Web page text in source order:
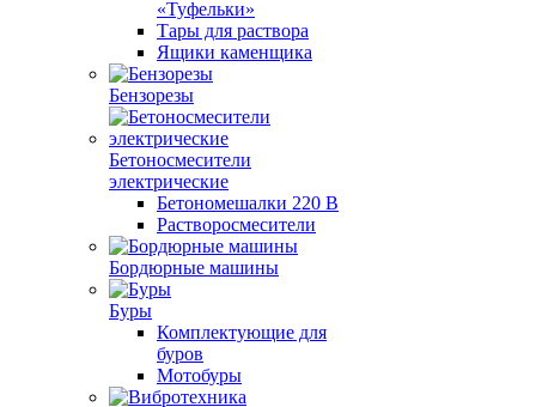
«Туфельки»
Тары для раствора
Ящики каменщика
Бензорезы
Бетоносмесители
электрические
Бетономешалки 220 В
Растворосмесители
Бордюрные машины
Буры
Комплектующие для
буров
Мотобуры